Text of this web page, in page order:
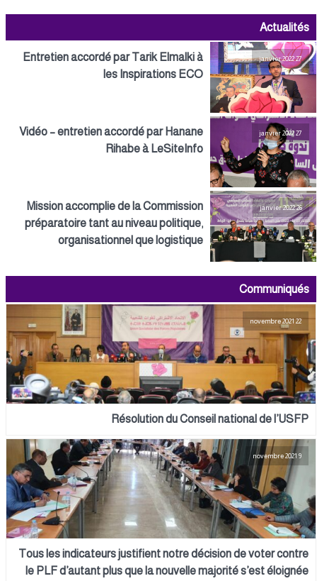
Actualités
27 janvier 2022
Entretien accordé par Tarik Elmalki à
les Inspirations ECO
27 janvier 2022
Vidéo – entretien accordé par Hanane
Rihabe à LeSiteInfo
26 janvier 2022
Mission accomplie de la Commission
préparatoire tant au niveau politique,
organisationnel que logistique
Communiqués
22 novembre 2021
Résolution du Conseil national de l’USFP
Tous les indicateurs justifient notre décision de voter contre
le PLF d’autant plus que la nouvelle majorité s’est éloignée